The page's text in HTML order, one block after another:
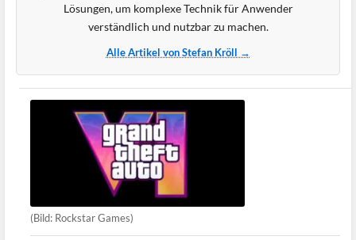
Lösungen, um komplexe Technik für Anwender
verständlich und nutzbar zu machen.
Alle Artikel von Stefan Kröll →
(Bild: Rockstar Games)